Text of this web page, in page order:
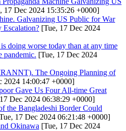
17 Dec 2024 15:35:26 +0000]
Galvanizing US Public for War
[Tue, 17 Dec 2024
doing worse today than at any time
pandemic. [Tue, 17 Dec 2024
The Ongoing Planning of
2024 14:00:47 +0000]
Gave Us Four All-time Great
Dec 2024 06:38:29 +0000]
the Bangladeshi Border Could
17 Dec 2024 06:21:48 +0000]
Okinawa [Tue, 17 Dec 2024